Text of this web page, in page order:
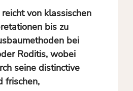
von klassischen
bis zu
bei
Roditis, wobei
seine distinctive
frischen,